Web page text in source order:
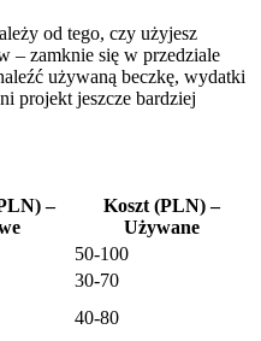
od tego, czy użyjesz
– zamknie się w przedziale
używaną beczkę, wydatki
projekt jeszcze bardziej
–
Koszt (PLN) –
Używane
50-100
30-70
40-80